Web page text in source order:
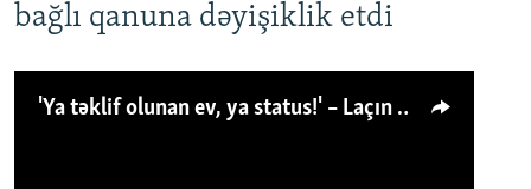
bağlı qanuna dəyişiklik etdi
'Ya təklif olunan ev, ya status!' – Laçın köçkünü: 'Laçından başqa heç hara!'